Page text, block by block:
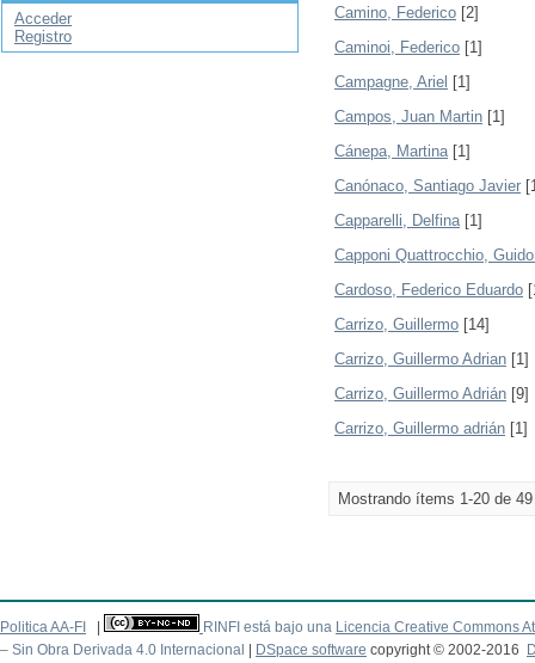
Camino, Federico [2]
Caminoi, Federico [1]
Campagne, Ariel [1]
Campos, Juan Martin [1]
Cánepa, Martina[1]
Canónaco, Santiago Javier
Capparelli, Delfina[1]
Capponi Quattrocchio,
Cardoso, Federico Eduardo
Carrizo, Guillermo [14]
Carrizo, Guillermo Adrian [1]
Carrizo, Guillermo Adrián [9]
Carrizo, Guillermo adrián [1]
Mostrando ítems 1-20 de 49
Acceder
Registro
Politica AA-FI RINFI está bajo una Licencia Creative Commons
– Sin Obra Derivada 4.0 Internacional
DSpace software copyright © 2002-2016